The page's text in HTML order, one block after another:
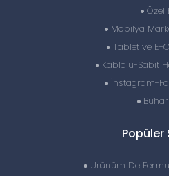
Özel
Mobilya
Tablet ve E-
Kablolu-Sabit
İnstagram-
Buhar
Popüler
Ürünüm De